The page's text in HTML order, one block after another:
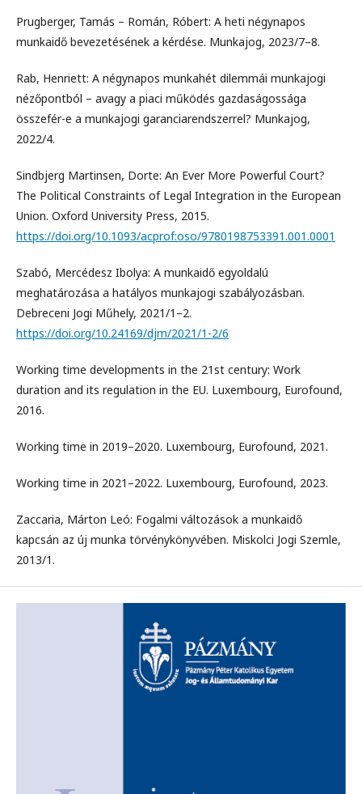
Prugberger, Tamás – Román, Róbert: A heti négynapos
munkaidő bevezetésének a kérdése. Munkajog, 2023/7–8.
Rab, Henriett: A négynapos munkahét dilemmái munkajogi
nézőpontból – avagy a piaci működés gazdaságossága
összefér-e a munkajogi garanciarendszerrel? Munkajog,
2022/4.
Sindbjerg Martinsen, Dorte: An Ever More Powerful Court?
The Political Constraints of Legal Integration in the European
Union. Oxford University Press, 2015.
https://doi.org/10.1093/acprof:oso/9780198753391.001.0001
Szabó, Mercédesz Ibolya: A munkaidő egyoldalú
meghatározása a hatályos munkajogi szabályozásban.
Debreceni Jogi Műhely, 2021/1–2.
https://doi.org/10.24169/djm/2021/1-2/6
Working time developments in the 21st century: Work
duration and its regulation in the EU. Luxembourg, Eurofound,
2016.
Working time in 2019–2020. Luxembourg, Eurofound, 2021.
Working time in 2021–2022. Luxembourg, Eurofound, 2023.
Zaccaria, Márton Leó: Fogalmi változások a munkaidő
kapcsán az új munka törvénykönyvében. Miskolci Jogi Szemle,
2013/1.